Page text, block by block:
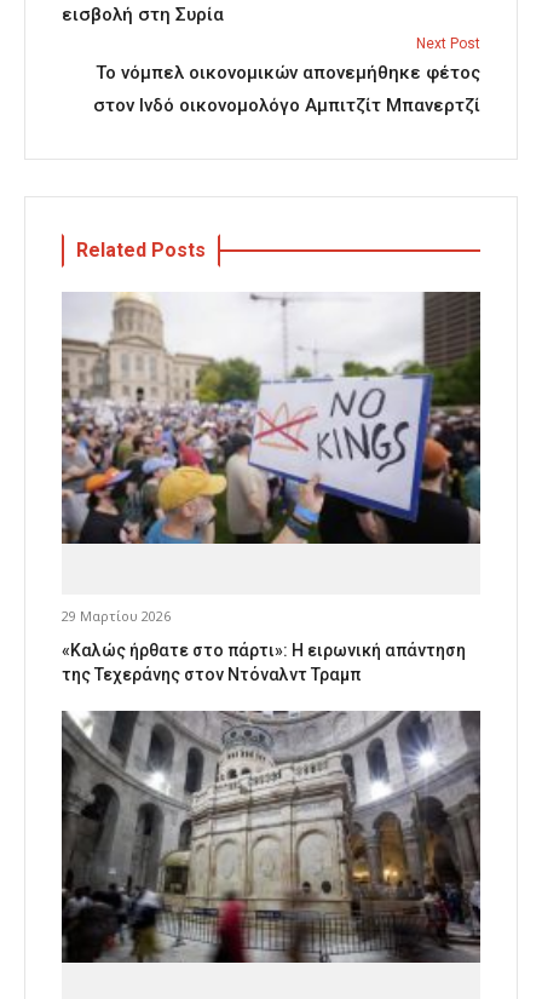
εισβολή στη Συρία
Next Post
Το νόμπελ οικονομικών απονεμήθηκε φέτος
στον Ινδό οικονομολόγο Αμπιτζίτ Μπανερτζί
Related Posts
29 Μαρτίου 2026
«Καλώς ήρθατε στο πάρτι»: Η ειρωνική απάντηση
της Τεχεράνης στον Ντόναλντ Τραμπ